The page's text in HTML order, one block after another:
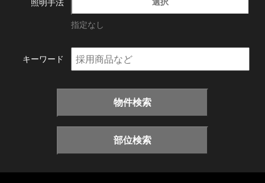
指定なし
キーワード
物件検索
部位検索